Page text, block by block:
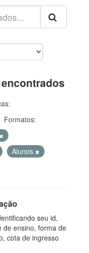
Formatos:
Alunos
seu id,
de ensino, forma de
cota de ingresso